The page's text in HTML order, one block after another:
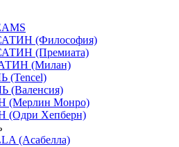
(Философия)
(Премиата)
(Милан)
(Tencel)
(Валенсия)
Монро)
Хепберн)
(Асабелла)